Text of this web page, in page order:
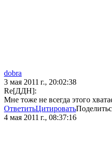
dobra
3 мая 2011 г., 20:02:38
Re[ДДН]:
Мне тоже не всегда этого
ОтветитьЦитировать
4 мая 2011 г., 08:37:16